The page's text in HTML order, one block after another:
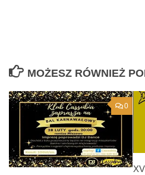
MOŻESZ RÓWNIEŻ
0